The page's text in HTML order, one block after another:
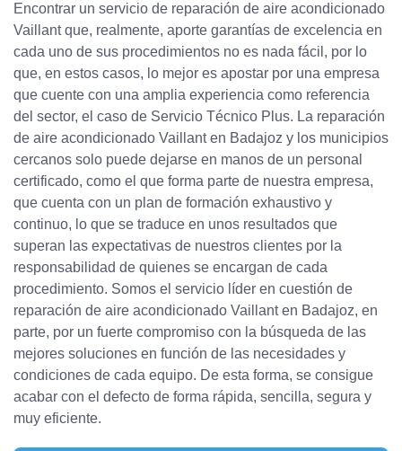
Encontrar un servicio de reparación de aire acondicionado
Vaillant que, realmente, aporte garantías de excelencia en
cada uno de sus procedimientos no es nada fácil, por lo
que, en estos casos, lo mejor es apostar por una empresa
que cuente con una amplia experiencia como referencia
del sector, el caso de Servicio Técnico Plus. La reparación
de aire acondicionado Vaillant en Badajoz y los municipios
cercanos solo puede dejarse en manos de un personal
certificado, como el que forma parte de nuestra empresa,
que cuenta con un plan de formación exhaustivo y
continuo, lo que se traduce en unos resultados que
superan las expectativas de nuestros clientes por la
responsabilidad de quienes se encargan de cada
procedimiento. Somos el servicio líder en cuestión de
reparación de aire acondicionado Vaillant en Badajoz, en
parte, por un fuerte compromiso con la búsqueda de las
mejores soluciones en función de las necesidades y
condiciones de cada equipo. De esta forma, se consigue
acabar con el defecto de forma rápida, sencilla, segura y
muy eficiente.